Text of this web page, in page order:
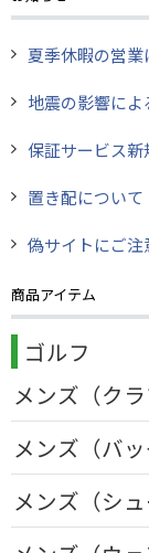
夏季休暇の営業
地震の影響に
保証サービス
置き配について
偽サイトにご注
商品アイテム
ゴルフ
メンズ（クラ
クラブセッ
ドライバー(
フェアウェ
メンズ（バッ
キャディバ
ボストンバ
メンズ（シュ